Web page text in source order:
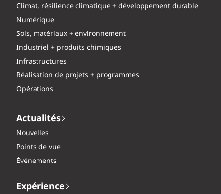
Climat, résilience climatique + développement durable
Numérique
Sols, matériaux + environnement
Industriel + produits chimiques
Infrastructures
Réalisation de projets + programmes
Opérations
Actualités
Nouvelles
Points de vue
Événements
Expérience